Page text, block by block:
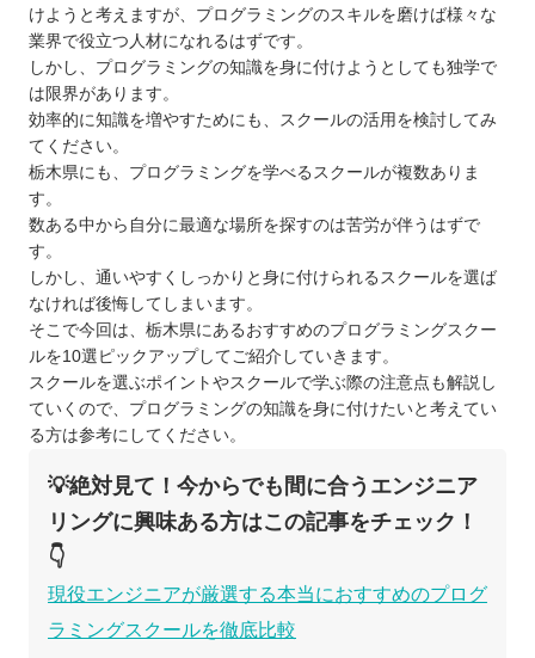
けようと考えますが、プログラミングのスキルを磨けば様々な
業界で役立つ人材になれるはずです。
しかし、プログラミングの知識を身に付けようとしても独学で
は限界があります。
効率的に知識を増やすためにも、スクールの活用を検討してみ
てください。
栃木県にも、プログラミングを学べるスクールが複数ありま
す。
数ある中から自分に最適な場所を探すのは苦労が伴うはずで
す。
しかし、通いやすくしっかりと身に付けられるスクールを選ば
なければ後悔してしまいます。
そこで今回は、栃木県にあるおすすめのプログラミングスクー
ルを10選ピックアップしてご紹介していきます。
スクールを選ぶポイントやスクールで学ぶ際の注意点も解説し
ていくので、プログラミングの知識を身に付けたいと考えてい
る方は参考にしてください。
💡絶対見て！今からでも間に合うエンジニア
リングに興味ある方はこの記事をチェック！
👇
現役エンジニアが厳選する本当におすすめのプログ
ラミングスクールを徹底比較